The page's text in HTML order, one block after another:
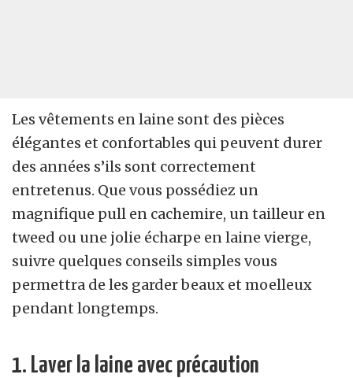
Les vêtements en laine sont des pièces
élégantes et confortables qui peuvent durer
des années s’ils sont correctement
entretenus. Que vous possédiez un
magnifique pull en cachemire, un tailleur en
tweed ou une jolie écharpe en laine vierge,
suivre quelques conseils simples vous
permettra de les garder beaux et moelleux
pendant longtemps.
1. Laver la laine avec précaution